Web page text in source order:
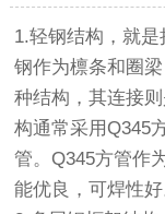
1.轻钢结构，就
钢作为檩条和圈
种结构，其连接
构通常采用Q345
管。Q345方管作
能优良，可焊性好